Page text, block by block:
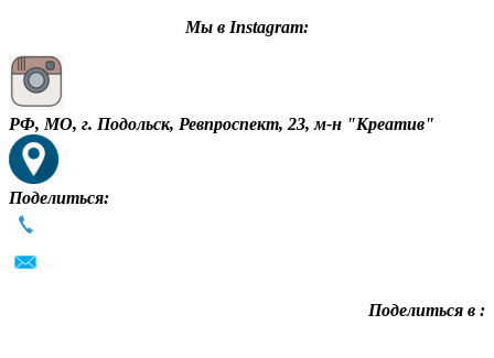
Мы в Instagram:
РФ, МО, г. Подольск, Ревпроспект, 23, м-н "Креатив"
Поделиться:
Поделиться в :